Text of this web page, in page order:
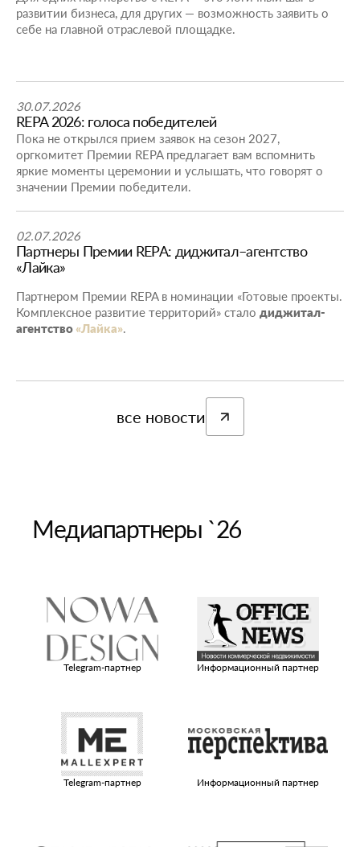
развитии бизнеса, для других — возможность заявить о
себе на главной отраслевой площадке.
REPA 2026: голоса победителей
30.07.2026
Пока не открылся прием заявок на сезон 2027,
оргкомитет Премии REPA предлагает вам вспомнить
яркие моменты церемонии и услышать, что говорят о
значении Премии победители.
Партнеры Премии REPA: диджитал–агентство
«Лайка»
02.07.2026
Партнером Премии REPA в номинации «Готовые проекты.
Комплексное развитие территорий» стало диджитал-
агентство «Лайка».
все новости
Медиапартнеры `26
Telegram-партнер
Telegram-партнер
Информационный партнер
Информационный партнер